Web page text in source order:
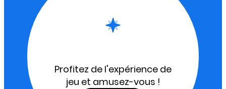
Profitez de l'expérience de
jeu et amusez-vous !